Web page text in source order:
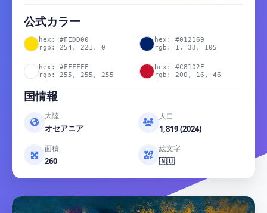
公式カラー
hex: #FEDD00
rgb: 254, 221, 0
hex: #012169
rgb: 1, 33, 105
hex: #FFFFFF
rgb: 255, 255, 255
hex: #C8102E
rgb: 200, 16, 46
国情報
大陸
オセアニア
人口
1,819 (2024)
面積
260
絵文字
🇳🇺